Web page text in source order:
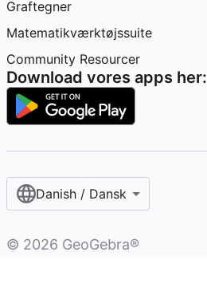
Graftegner
Matematikværktøjssuite
Community Resourcer
Download vores apps her:
Danish / Dansk‎
© 2026 GeoGebra®